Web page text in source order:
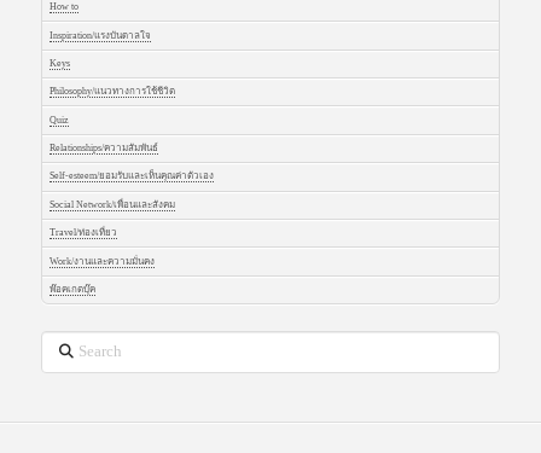
How to
Inspiration/แรงบันดาลใจ
Keys
Philosophy/แนวทางการใช้ชีวิต
Quiz
Relationships/ความสัมพันธ์
Self-esteem/ยอมรับและเห็นคุณค่าตัวเอง
Social Network/เพื่อนและสังคม
Travel/ท่องเที่ยว
Work/งานและความมั่นคง
พ๊อคเกตบุ๊ค